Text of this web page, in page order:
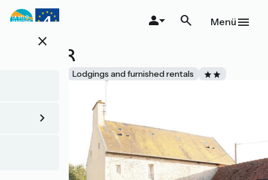
Direkt
zum
close
Menü
LE FOUR
Lodgings and furnished rentals